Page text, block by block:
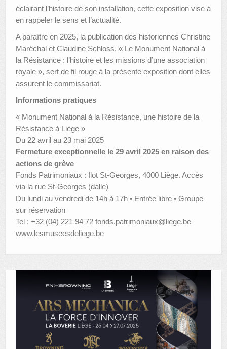
éclairant l’histoire de son installation, cette exposition vise à
en rappeler le sens et l’actualité.
A paraître en 2025, la publication des historiennes Christine
Maréchal et Claudine Schloss, « Le Monument National à
la Résistance : l’histoire et les missions d’une association
royale », sert de fil rouge à la présente exposition dont elles
assurent le commissariat.
Informations pratiques
« Monument National à la Résistance, une histoire de la
Résistance à Liège »
Du 22 avril au 23 mai 2025
Fermeture exceptionnelle le 29 avril 2025 en raison des
actions de grève
Fonds Patrimoniaux : Ilot St-Georges, 4000 Liège. Accès
via la rue St-Georges (dalle)
Du lundi au vendredi de 14h à 17h • Entrée libre • Groupe
sur réservation
Tel : +32 (04) 221 94 72 fonds.patrimoniaux@liege.be
www.lesmuseesdeliege.be